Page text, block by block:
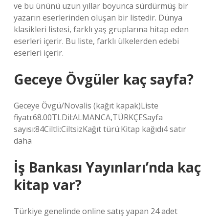
ve bu ününü uzun yıllar boyunca sürdürmüş bir
yazarın eserlerinden oluşan bir listedir. Dünya
klasikleri listesi, farklı yaş gruplarına hitap eden
eserleri içerir. Bu liste, farklı ülkelerden edebi
eserleri içerir.
Geceye Övgüler kaç sayfa?
Geceye Övgü/Novalis (kağıt kapak)Liste
fiyatı:68.00TLDil:ALMANCA,TÜRKÇESayfa
sayısı:84Ciltli:CiltsizKağıt türü:Kitap kağıdı4 satır
daha
İş Bankası Yayınları’nda kaç
kitap var?
Türkiye genelinde online satış yapan 24 adet